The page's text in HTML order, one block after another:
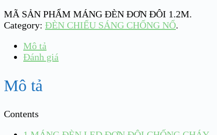
MÃ SẢN PHẨM MÁNG ĐÈN ĐƠN ĐÔI 1.2M.
Category: ĐÈN CHIẾU SÁNG CHỐNG NỔ.
Mô tả
Đánh giá
Mô tả
Contents